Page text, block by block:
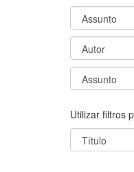
Utilizar filtros